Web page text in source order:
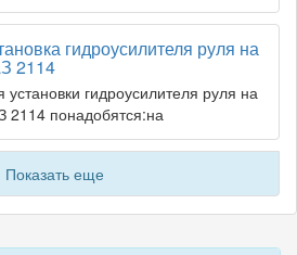
гидроусилителя руля на
2114
установки гидроусилителя руля на
2114 понадобятся:на
Показать еще